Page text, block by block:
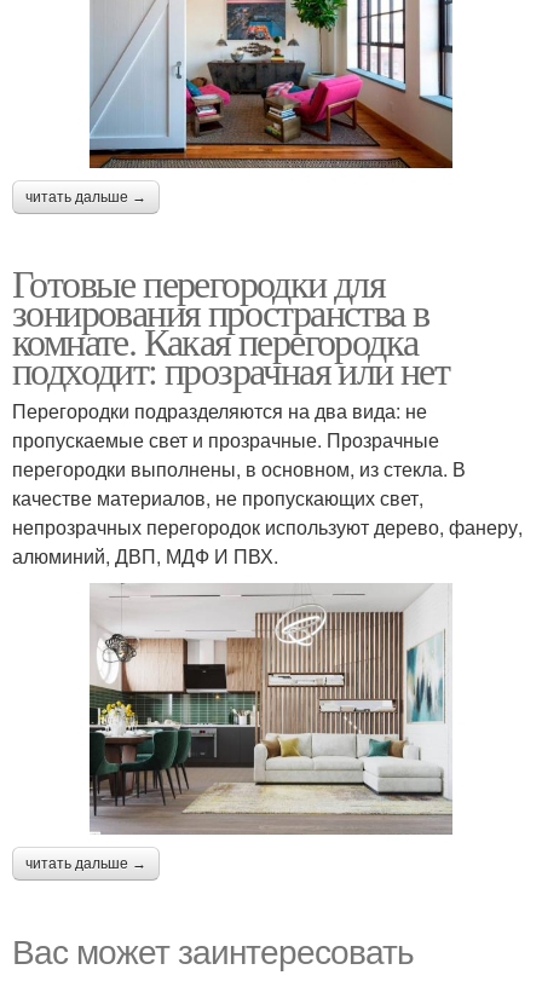
читать дальше →
Готовые перегородки для
зонирования пространства в
комнате. Какая перегородка
подходит: прозрачная или нет
Перегородки подразделяются на два вида: не
пропускаемые свет и прозрачные. Прозрачные
перегородки выполнены, в основном, из стекла. В
качестве материалов, не пропускающих свет,
непрозрачных перегородок используют дерево, фанеру,
алюминий, ДВП, МДФ И ПВХ.
читать дальше →
Вас может заинтересовать